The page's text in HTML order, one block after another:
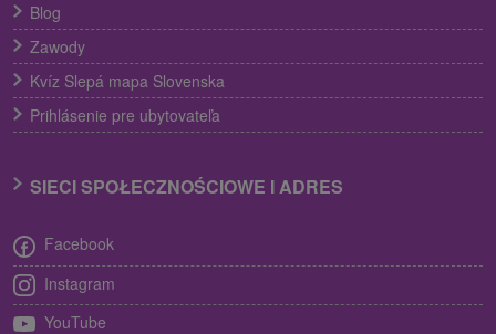
Blog
Zawody
Kvíz Slepá mapa Slovenska
Prihlásenie pre ubytovateľa
SIECI SPOŁECZNOŚCIOWE I ADRES
Facebook
Instagram
YouTube